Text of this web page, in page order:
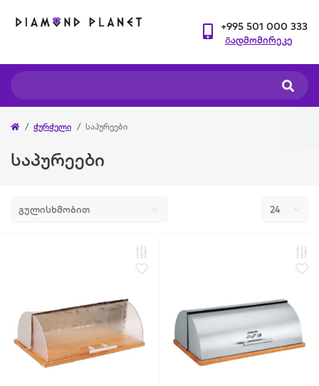
+995 501 000 333
Გადმომირეკე
ჭურჭელი საპურეები
საპურეები